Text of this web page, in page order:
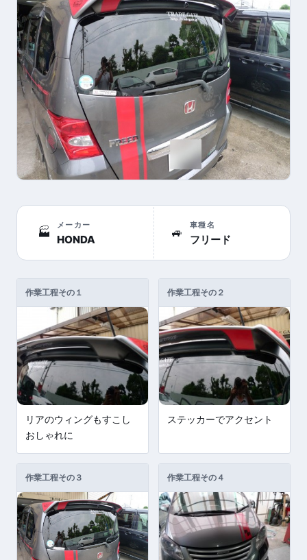
🏭
メーカー
HONDA
🚙
車種名
フリード
作業工程その１
リアのウィングもすこし
おしゃれに
作業工程その２
ステッカーでアクセント
作業工程その３ 作業工程その４